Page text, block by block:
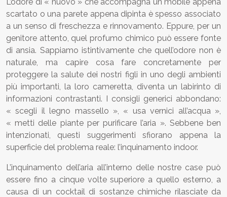
scartato o una parete appena dipinta è spesso associato
a un senso di freschezza e rinnovamento. Eppure, per un
genitore attento, quel profumo chimico può essere fonte
di ansia. Sappiamo istintivamente che quell’odore non è
naturale, ma capire cosa fare concretamente per
proteggere la salute dei nostri figli in uno degli ambienti
più importanti, la loro cameretta, diventa un labirinto di
informazioni contrastanti. I consigli generici abbondano:
« scegli il legno massello », « usa vernici all’acqua »,
« metti delle piante per purificare l’aria ». Sebbene ben
intenzionati, questi suggerimenti sfiorano appena la
superficie del problema reale: l’inquinamento indoor.
L’inquinamento dell’aria all’interno delle nostre case può
essere fino a cinque volte superiore a quello esterno, a
causa di un cocktail di sostanze chimiche rilasciate da